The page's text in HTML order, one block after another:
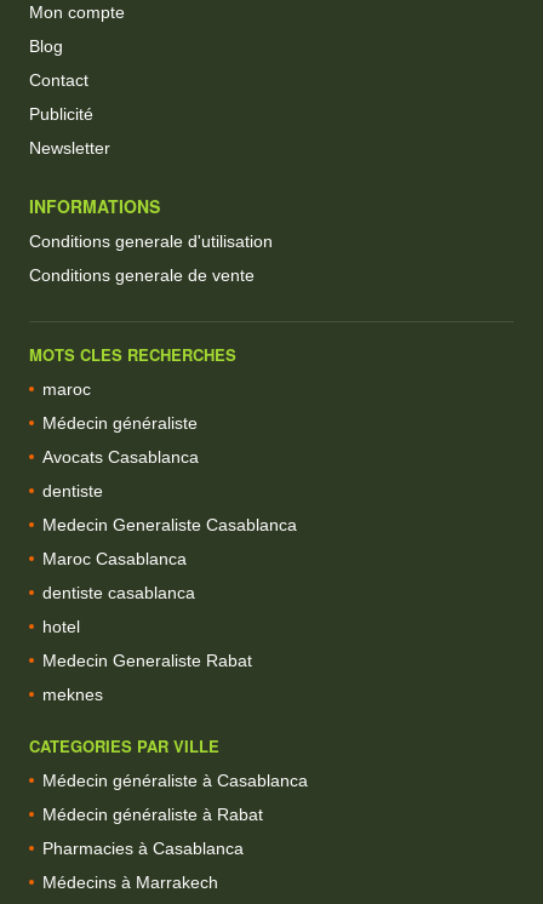
Mon compte
Blog
Contact
Publicité
Newsletter
INFORMATIONS
Conditions generale d'utilisation
Conditions generale de vente
MOTS CLES RECHERCHES
maroc
Médecin généraliste
Avocats Casablanca
dentiste
Medecin Generaliste Casablanca
Maroc Casablanca
dentiste casablanca
hotel
Medecin Generaliste Rabat
meknes
CATEGORIES PAR VILLE
Médecin généraliste à Casablanca
Médecin généraliste à Rabat
Pharmacies à Casablanca
Médecins à Marrakech